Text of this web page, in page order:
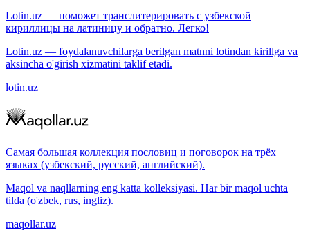
Lotin.uz — поможет транслитерировать с узбекской
кириллицы на латиницу и обратно. Легко!
Lotin.uz — foydalanuvchilarga berilgan matnni lotindan kirillga va
aksincha o'girish xizmatini taklif etadi.
lotin.uz
Самая большая коллекция пословиц и поговорок на трёх
языках (узбекский, русский, английский).
Maqol va naqllarning eng katta kolleksiyasi. Har bir maqol uchta
tilda (o'zbek, rus, ingliz).
maqollar.uz